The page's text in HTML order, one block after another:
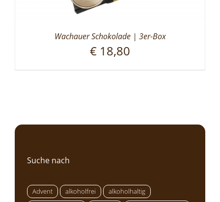
Wachauer Schokolade | 3er-Box
€ 18,80
Suche nach
Advent alkoholfrei
alkoholhaltig